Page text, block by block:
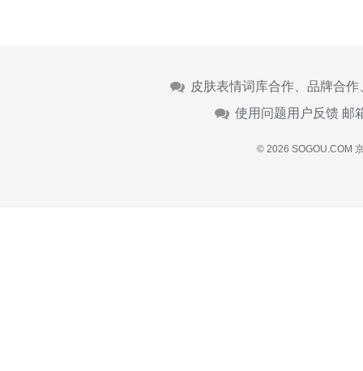
皮肤表情词库合作、品牌合
使用问题用户反馈 邮
© 2026 SOGOU.COM